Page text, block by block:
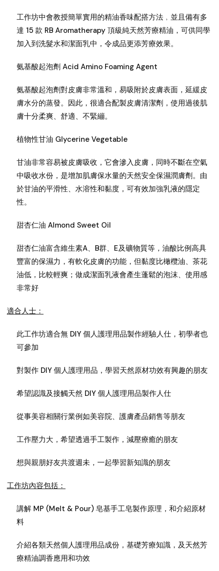
工作坊中會教授簡單實用的精油香味配搭方法﹐並且備有多
達 15 款 RB Aromatherapy 頂級純天然芳療精油，可供同學
加入到洗髮水和潔面乳中，令成品更添芳療效果。
氨基酸起泡劑 Acid Amino Foaming Agent
氨基酸起泡劑對皮膚非常溫和，易吸附於皮膚表面，延緩皮
膚水分的蒸發。因此，很適合配製皮膚清潔劑，使用過後肌
膚十分柔爽、舒適、不緊繃。
植物性甘油 Glycerine Vegetable
甘油非常容易被皮膚吸收，它會滲入皮膚，同時不斷在空氣
中吸收水份，是增加肌膚保水量的天然安全保濕潤膚劑。由
於甘油的平滑性、水溶性和黏度，可有效加強乳液的隱定
性。
甜杏仁油 Almond Sweet Oil
甜杏仁油富含維生素A、B群、E及礦物質等，油酸比例高具
豐富的保濕力，有軟化皮膚的功能，但黏度比橄欖油、茶花
油低，比較輕爽；做成潔面乳液會產生蓬鬆的泡沫、使用感
非常好
適合人士：
此工作坊適合無 DIY 個人護理用品製作經驗人仕，初學者也
可參加
對製作 DIY 個人護理用品，學習天然原材功效有興趣的朋友
希望認識及接觸天然 DIY 個人護理用品製作人仕
從事美容相關行業例如美容院、護膚產品銷售等朋友
工作壓力大，希望透過手工製作，減壓療癒的朋友
想與親朋好友共渡週未，一起學習新知識的朋友
工作坊內容包括：
講解 MP (Melt & Pour) 皂基手工皂製作原理，和介紹原材
料
介紹各類天然個人護理用品成份，基礎芳療知識，及天然芳
療精油調香應用和功效